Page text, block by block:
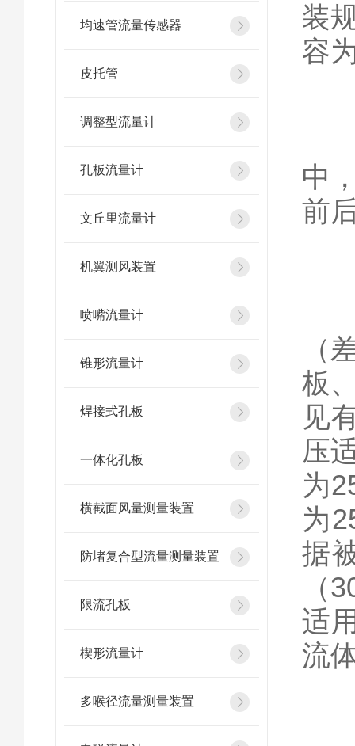
均速管流量传感器
皮托管
调整型流量计
孔板流量计
文丘里流量计
机翼测风装置
喷嘴流量计
锥形流量计
焊接式孔板
一体化孔板
横截面风量测量装置
防堵复合型流量测量装置
限流孔板
楔形流量计
多喉径流量测量装置
装
容
中
前
（
板
见
压
为
为
据
（
适
流